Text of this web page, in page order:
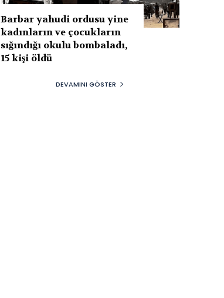
Barbar yahudi ordusu yine
kadınların ve çocukların
sığındığı okulu bombaladı,
15 kişi öldü
DEVAMINI GÖSTER